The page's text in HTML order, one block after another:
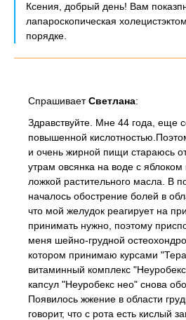
Ксения, добрый день! Вам
лапароскопическая
порядке.
СпрашиваетСветлана:
Здравствуйте. Мне 44 года, еще
повышенной
и очень жирной пищи стараюсь
утрам овсянка на воде с
ложкой растительного масла. В
началось обострение болей в
что мой желудок реагирует на
принимать нужно, поэтому
меня шейно-грудной
котором принимаю курсами
витаминный комплекс
капсул "Неуробекс нео" снова
Появилось жжение в области
говорит, что с рота есть кислый